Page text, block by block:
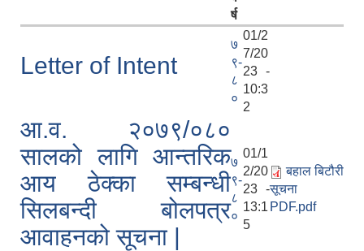
र्ष
Letter of Intent
७
९-
८
०
01/2
7/20
23 -
10:3
2
आ.व. २०७९/०८०
सालको लागि आन्तरिक
आय ठेक्का सम्बन्धी
सिलबन्दी बोलपत्र
आवाहनको सूचना |
७
९-
८
०
01/1
2/20
23 -
13:1
5
बहाल बिटौरी
सूचना
PDF.pdf